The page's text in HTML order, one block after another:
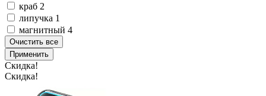
краб 2
липучка 1
магнитный 4
Очистить все
Применить
Скидка!
Скидка!